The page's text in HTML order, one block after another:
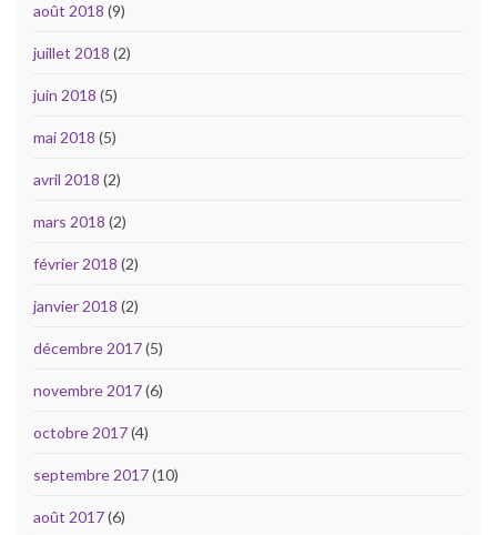
août 2018 (9)
juillet 2018 (2)
juin 2018 (5)
mai 2018 (5)
avril 2018 (2)
mars 2018 (2)
février 2018 (2)
janvier 2018 (2)
décembre 2017(5)
novembre 2017(6)
octobre 2017(4)
septembre 2017(10)
août 2017(6)